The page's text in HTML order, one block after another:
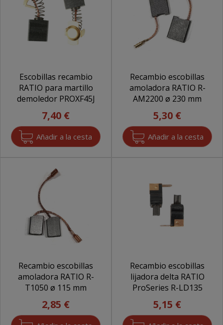
Escobillas recambio
RATIO para martillo
demoledor PROXF45J
7,40 €
Recambio escobillas
amoladora RATIO R-
AM2200 ø 230 mm
5,30 €
Recambio escobillas
amoladora RATIO R-
T1050 ø 115 mm
2,85 €
Recambio escobillas
lijadora delta RATIO
ProSeries R-LD135
5,15 €